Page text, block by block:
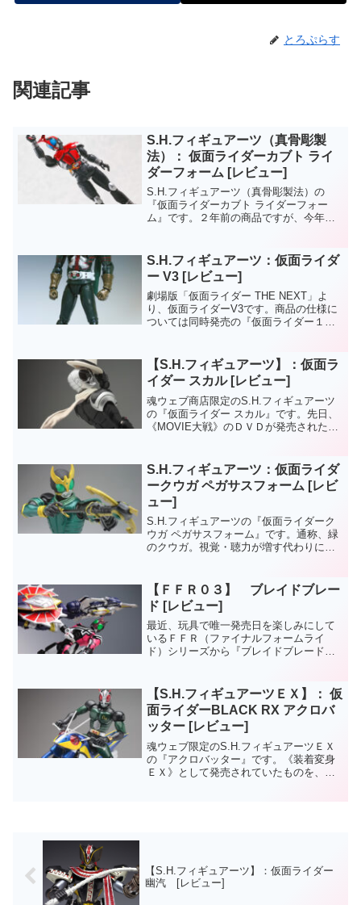
とろぷらす
関連記事
S.H.フィギュアーツ（真骨彫製
法）： 仮面ライダーカブト ライ
ダーフォーム [レビュー]
S.H.フィギュアーツ（真骨彫製法）の
『仮面ライダーカブト ライダーフォー
ム』です。２年前の商品ですが、今年９
S.H.フィギュアーツ：仮面ライダ
ー V3 [レビュー]
劇場版「仮面ライダー THE NEXT」よ
り、仮面ライダーV3です。商品の仕様に
ついては同時発売の『仮面ライダー１
【S.H.フィギュアーツ】：仮面ラ
イダー スカル [レビュー]
魂ウェブ商店限定のS.H.フィギュアーツ
の『仮面ライダー スカル』です。先日、
《MOVIE大戦》のＤＶＤが発売されたば
男になりたい！！（下半身的な意味合い
で）
S.H.フィギュアーツ：仮面ライダ
ークウガ ペガサスフォーム [レビ
ュー]
S.H.フィギュアーツの『仮面ライダーク
ウガ ペガサスフォーム』です。通称、緑
のクウガ。視覚・聴力が増す代わりに、
が、最近のライダーには無い魅力があり
ますね。押入れの中...
【ＦＦＲ０３】 ブレイドブレー
ド [レビュー]
最近、玩具で唯一発売日を楽しみにして
いるＦＦＲ（ファイナルフォームライ
ド）シリーズから『ブレイドブレード』
そりますねえ。今回は連休を挟んだので
フライング販売でしたが。
【S.H.フィギュアーツＥＸ】： 仮
面ライダーBLACK RX アクロバ
ッター [レビュー]
魂ウェブ限定のS.H.フィギュアーツＥＸ
の『アクロバッター』です。《装着変身
ＥＸ》として発売されていたものを、フ
【S.H.フィギュアーツ】：仮面ライダー
幽汽 [レビュー]